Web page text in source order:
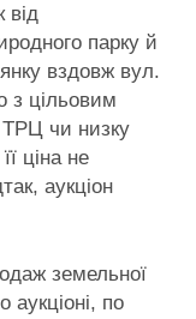
від
парку й
вздовж вул.
з цільовим
чи низку
ціна не
аукціон
земельної
аукціоні, по